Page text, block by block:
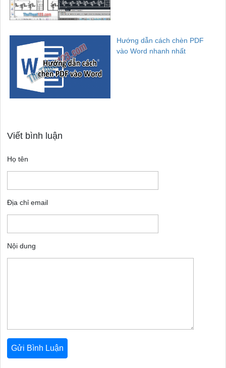
Hướng dẫn cách chèn PDF
vào Word nhanh nhất
Viết bình luận
Họ tên
Địa chỉ email
Nội dung